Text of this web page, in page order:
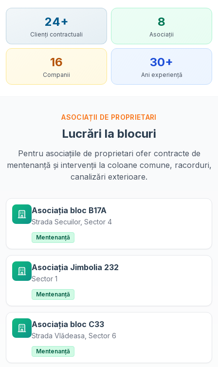
24+
Clienți contractuali
8
Asociații
16
Companii
30+
Ani experiență
ASOCIAȚII DE PROPRIETARI
Lucrări la blocuri
Pentru asociațiile de proprietari ofer contracte de
mentenanță și intervenții la coloane comune, racorduri,
canalizări exterioare.
Asociația bloc B17A
Strada Secuilor, Sector 4
Mentenanță
Asociația Jimbolia 232
Sector 1
Mentenanță
Asociația bloc C33
Strada Vlădeasa, Sector 6
Mentenanță